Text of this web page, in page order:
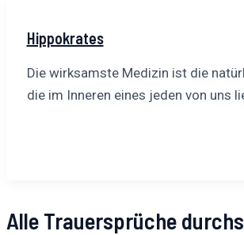
Hippokrates
Die wirksamste Medizin ist die
die im Inneren eines jeden von uns
Alle Trauersprüche